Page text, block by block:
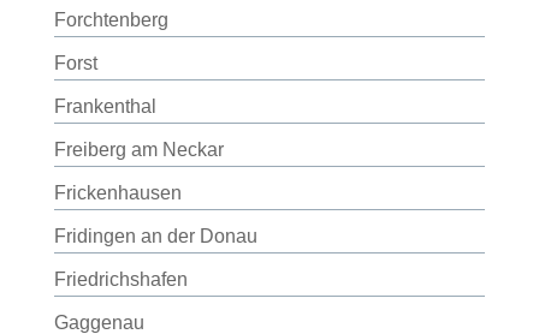
Forchtenberg
Forst
Frankenthal
Freiberg am Neckar
Frickenhausen
Fridingen an der Donau
Friedrichshafen
Gaggenau